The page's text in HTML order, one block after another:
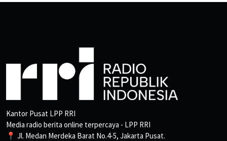
Kantor Pusat LPP RRI
Media radio berita online terpercaya - LPP RRI
📍 Jl. Medan Merdeka Barat No.4-5, Jakarta Pusat.